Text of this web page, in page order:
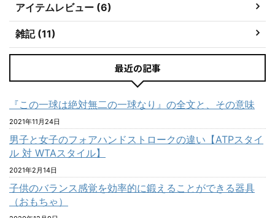
アイテムレビュー (6)
雑記 (11)
最近の記事
『この一球は絶対無二の一球なり』の全文と、その意味
2021年11月24日
男子と女子のフォアハンドストロークの違い【ATPスタイ
ル 対 WTAスタイル】
2021年2月14日
子供のバランス感覚を効率的に鍛えることができる器具
（おもちゃ）